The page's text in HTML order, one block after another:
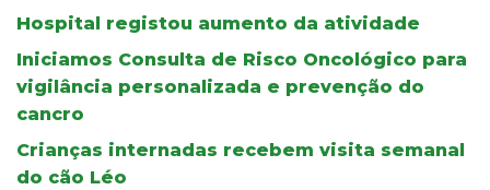
Hospital registou aumento da atividade
Iniciamos Consulta de Risco Oncológico para
vigilância personalizada e prevenção do
cancro
Crianças internadas recebem visita semanal
do cão Léo